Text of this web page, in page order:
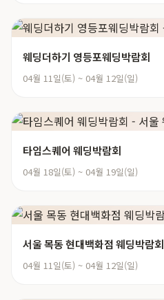
웨딩더하기 영등포웨딩박람회
04월 11일(토) ~ 04월 12일(일)
타임스퀘어 웨딩박람회
04월 18일(토) ~ 04월 19일(일)
서울 목동 현대백화점 웨딩박람회
04월 11일(토) ~ 04월 12일(일)